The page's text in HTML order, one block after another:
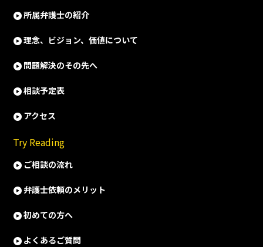
所属弁護士の紹介
理念、ビジョン、価値について
問題解決のその先へ
相談予定表
アクセス
Try Reading
ご相談の流れ
弁護士依頼のメリット
初めての方へ
よくあるご質問